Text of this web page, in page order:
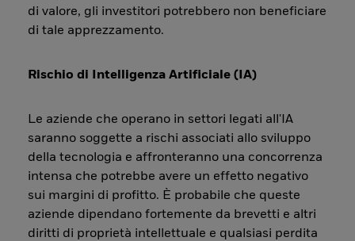
di valore, gli investitori potrebbero non beneficiare
di tale apprezzamento.
Rischio di Intelligenza Artificiale (IA)
Le aziende che operano in settori legati all'IA
saranno soggette a rischi associati allo sviluppo
della tecnologia e affronteranno una concorrenza
intensa che potrebbe avere un effetto negativo
sui margini di profitto. È probabile che queste
aziende dipendano fortemente da brevetti e altri
diritti di proprietà intellettuale e qualsiasi perdita